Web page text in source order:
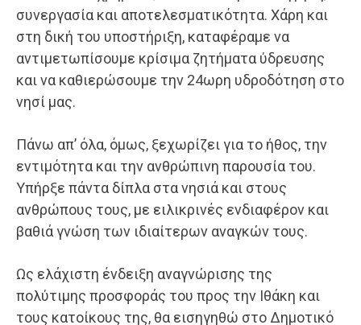
συνεργασία και αποτελεσματικότητα. Χάρη και
στη δική του υποστήριξη, καταφέραμε να
αντιμετωπίσουμε κρίσιμα ζητήματα ύδρευσης
και να καθιερώσουμε την 24ωρη υδροδότηση στο
νησί μας.
Πάνω απ’ όλα, όμως, ξεχωρίζει για το ήθος, την
εντιμότητα και την ανθρώπινη παρουσία του.
Υπήρξε πάντα δίπλα στα νησιά και στους
ανθρώπους τους, με ειλικρινές ενδιαφέρον και
βαθιά γνώση των ιδιαίτερων αναγκών τους.
Ως ελάχιστη ένδειξη αναγνώρισης της
πολύτιμης προσφοράς του προς την Ιθάκη και
τους κατοίκους της, θα εισηγηθώ στο Δημοτικό